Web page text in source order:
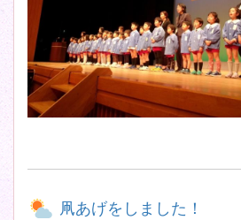
凧あげをしました！